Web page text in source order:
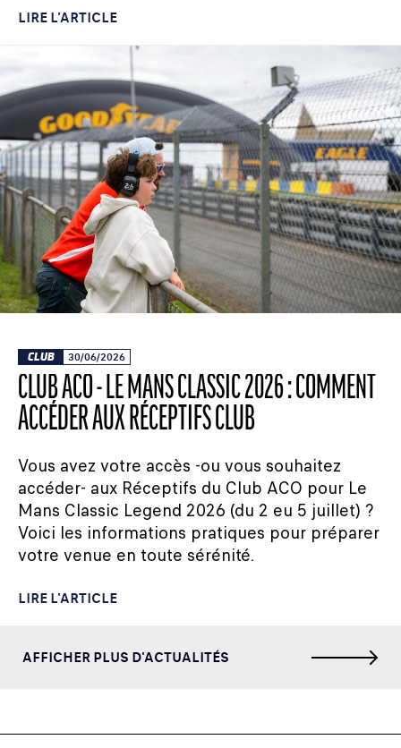
LIRE L'ARTICLE
CLUB 30/06/2026
CLUB ACO - LE MANS CLASSIC 2026 : COMMENT
ACCÉDER AUX RÉCEPTIFS CLUB
Vous avez votre accès -ou vous souhaitez
accéder- aux Réceptifs du Club ACO pour Le
Mans Classic Legend 2026 (du 2 eu 5 juillet) ?
Voici les informations pratiques pour préparer
votre venue en toute sérénité.
LIRE L'ARTICLE
AFFICHER PLUS D'ACTUALITÉS